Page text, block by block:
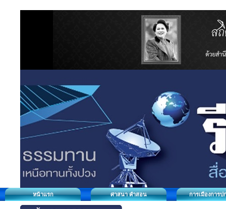
หน้าแรก ศาสนา คำสอน การเมืองการป